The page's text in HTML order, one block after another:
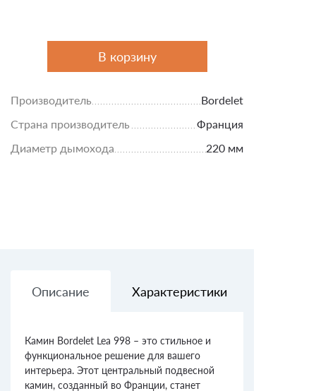
В корзину
Производитель
Bordelet
Страна производитель
Франция
Диаметр дымохода
220 мм
Описание Характеристики
Камин Bordelet Lea 998 – это стильное и
функциональное решение для вашего
интерьера. Этот центральный подвесной
камин, созданный во Франции, станет